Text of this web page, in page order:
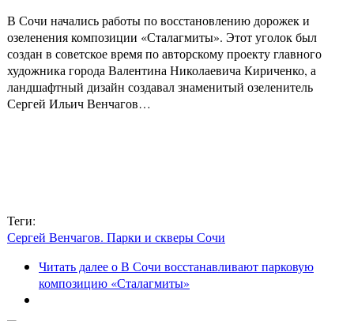
В Сочи начались работы по восстановлению дорожек и
озеленения композиции «Сталагмиты». Этот уголок был
создан в советское время по авторскому проекту главного
художника города Валентина Николаевича Кириченко, а
ландшафтный дизайн создавал знаменитый озеленитель
Сергей Ильич Венчагов…
Теги:
Сергей Венчагов. Парки и скверы Сочи
Читать далеео В Сочи восстанавливают парковую
композицию «Сталагмиты»